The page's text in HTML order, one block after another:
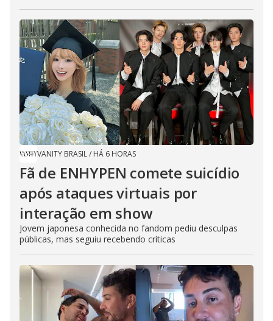
VANITY BRASIL/ HÁ 6 HORAS
Fã de ENHYPEN comete suicídio
após ataques virtuais por
interação em show
Jovem japonesa conhecida no fandom pediu desculpas
públicas, mas seguiu recebendo críticas